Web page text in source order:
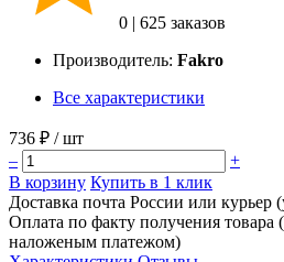
0 | 625 заказов
Производитель: Fakro
Все характеристики
736 ₽ / шт
–
+
В корзину Купить в 1 клик
Доставка почта России или курьер
Оплата по факту получения
наложеным платежом)